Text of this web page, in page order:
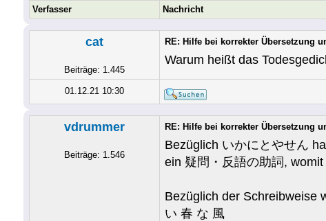
Verfasser Nachricht
cat
Beiträge: 1.445
RE: Hilfe bei korrekter Übersetzung
Warum heißt das
01.12.21 10:30
vdrummer
Beiträge: 1.546
RE: Hilfe bei korrekter Übersetzung
Bezüglich いかにとやせん
ein 疑問・反語の助詞,
Bezüglich der Schreibweise
い 春 な 風